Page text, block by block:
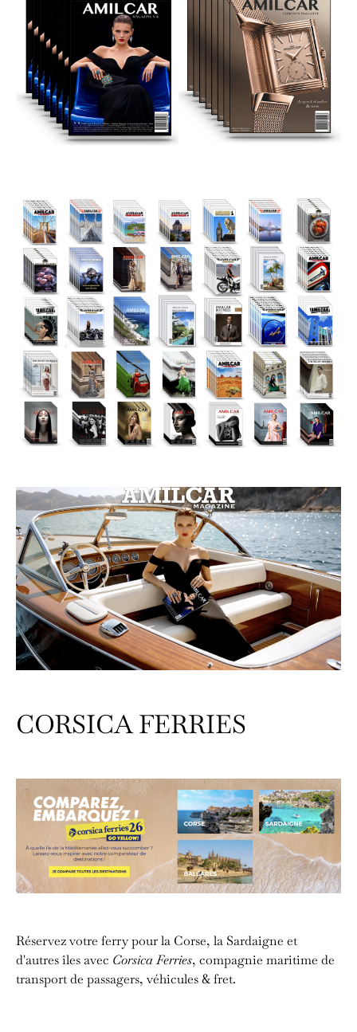
CORSICA FERRIES
Réservez votre ferry pour la Corse, la Sardaigne et
d'autres îles avec Corsica Ferries, compagnie maritime de
transport de passagers, véhicules & fret.